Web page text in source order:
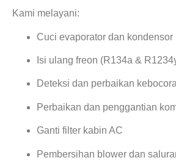
Kami melayani:
Cuci evaporator dan kondensor
Isi ulang freon (R134a &
Deteksi dan perbaikan
Perbaikan dan penggantian
Ganti filter kabin AC
Pembersihan blower dan